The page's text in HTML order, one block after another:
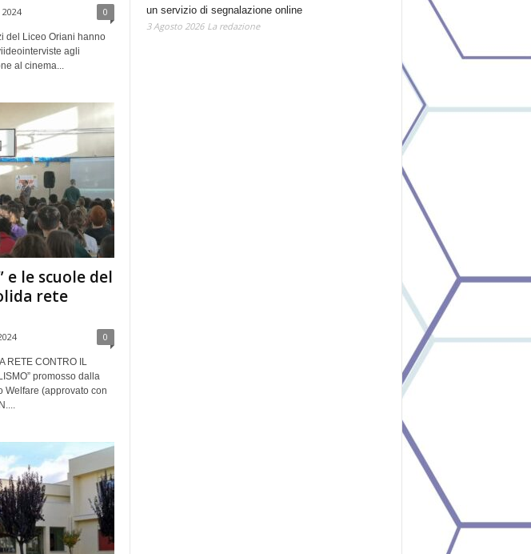
0
del Liceo Oriani hanno
agli
al cinema...
e le scuole del
rete
0
RETE CONTRO IL
promosso dalla
Welfare (approvato con
un servizio di segnalazione online
3 Agosto 2026 La redazione